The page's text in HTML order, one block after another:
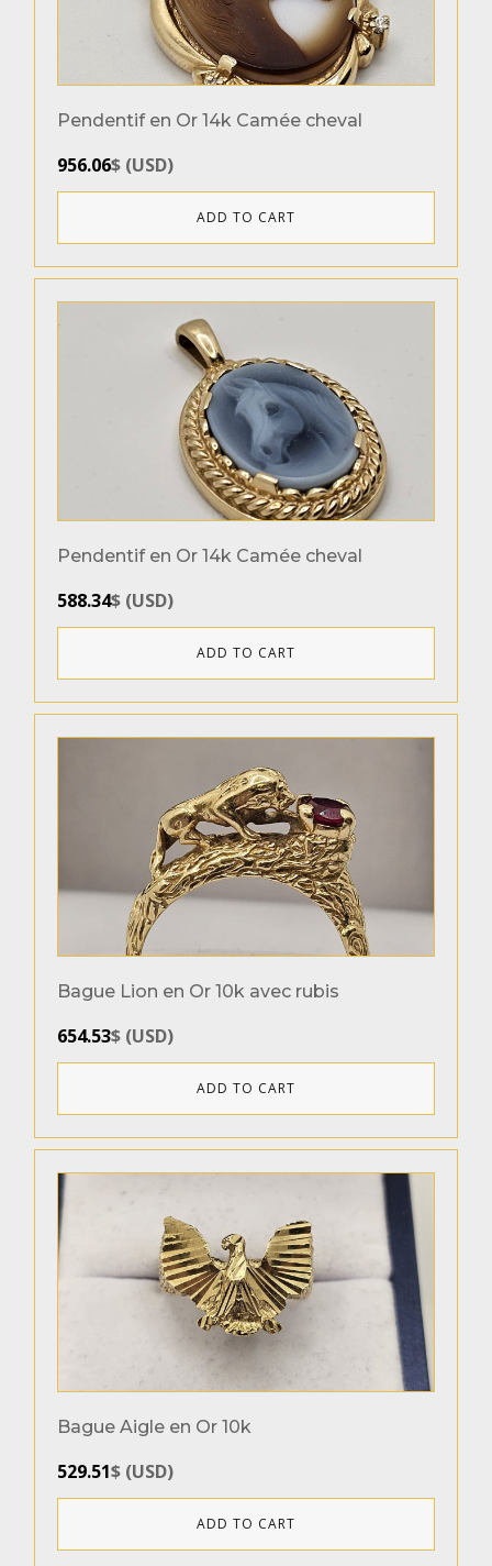
Pendentif en Or 14k Camée cheval
956.06$ (USD)
ADD TO CART
Pendentif en Or 14k Camée cheval
588.34$ (USD)
ADD TO CART
Bague Lion en Or 10k avec rubis
654.53$ (USD)
ADD TO CART
Bague Aigle en Or 10k
529.51$ (USD)
ADD TO CART